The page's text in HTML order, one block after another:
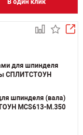
шпинделя (вала)
MCS613-M.350